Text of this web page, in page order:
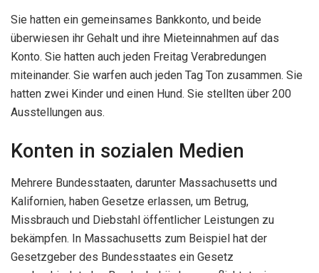
Sie hatten ein gemeinsames Bankkonto, und beide
überwiesen ihr Gehalt und ihre Mieteinnahmen auf das
Konto. Sie hatten auch jeden Freitag Verabredungen
miteinander. Sie warfen auch jeden Tag Ton zusammen. Sie
hatten zwei Kinder und einen Hund. Sie stellten über 200
Ausstellungen aus.
Konten in sozialen Medien
Mehrere Bundesstaaten, darunter Massachusetts und
Kalifornien, haben Gesetze erlassen, um Betrug,
Missbrauch und Diebstahl öffentlicher Leistungen zu
bekämpfen. In Massachusetts zum Beispiel hat der
Gesetzgeber des Bundesstaates ein Gesetz